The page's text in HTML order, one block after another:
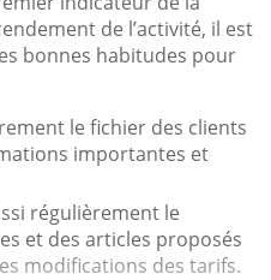
de l’activité, il est
bonnes habitudes pour
le fichier des clients
importantes et
régulièrement le
et des articles proposés
modifications des tarifs.